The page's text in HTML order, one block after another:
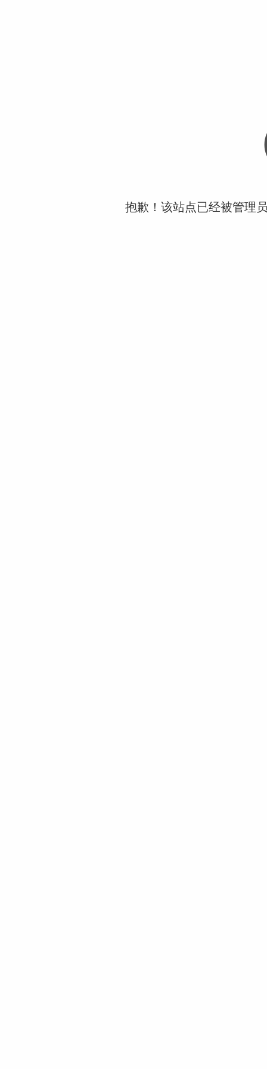
抱歉！该站点已经被管理